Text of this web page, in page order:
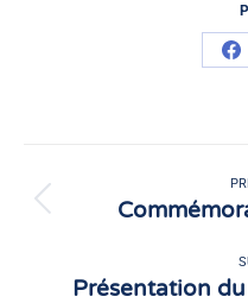
article
Présentation